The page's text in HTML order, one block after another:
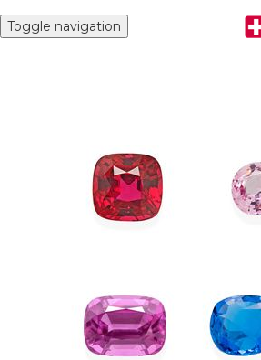
Toggle navigation